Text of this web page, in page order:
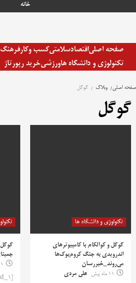
خانه
صفحه اصلیاقتصادسلامتیکسب وکارفرهنگ
تکنولوژی و دانشگاه هاورزشیخرید رپورتاژ
صفحه اصلی وبلاگ گوگل
گوگل
تکنولوژی و دانشگاه ها
گوگل و کوالکام با کامپیوترهای
اندرویدی به جنگ کروم‌بوک‌ها
می‌روند_خبررسان
11 ماه پیش
علی مردی
گوگل
11